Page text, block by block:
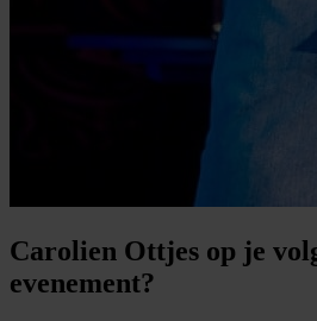
Carolien Ottjes op je
evenement?